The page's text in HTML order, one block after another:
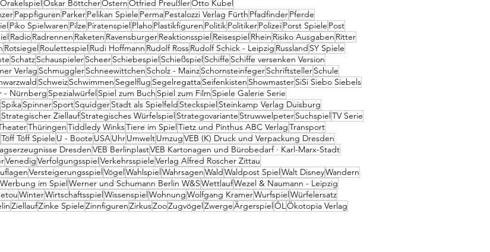
OrakelspielOskar BöttcherOsternOtfried PreußlerOtto Kubel
Pappfiguren ParkerPelikan Spiele PermaPestalozzi Verlag Fürth PfadfinderPferde
Piko Spielwaren Pilze PiratenspielPlahoPlastikfiguren PolitikPolitikerPolizeiPorst Spiele Post
RadioRadrennen Raketen RavensburgerReaktionsspielReisespielRhein Risiko Ausgaben Ritter
RotsiegelRoulettespielRudi Hoffmann Rudolf RossRudolf Schick - Leipzig Russland SY Spiele
SchatzSchauspielerScheerSchiebespielSchießspielSchiffe Schiffe versenken Version
Verlag SchmugglerSchneewittchen Scholz - MainzSchornsteinfegerSchriftstellerSchule
SchweizSchwimmen Segelflug SegelregattaSeifenkisten ShowmasterSiSi Siebo Siebels
- Nürnberg SpezialwürfelSpiel zum Buch Spiel zum Film Spiele Galerie Serie
SpikaSpinnerSportSquidgerStadt als Spielfeld SteckspielSteinkamp Verlag Duisburg
Strategischer ZiellaufStrategisches WürfelspielStrategovariante StruwwelpeterSuchspielTV Serie
ThüringenTiddledy WinksTiere im SpielTietz und Pinthus ABC VerlagTransport
Töff Töff Spiele U - Boote USAUhrUmweltUmzugVEB (K) Druck und Verpackung Dresden
DresdenVEB BerlinplastVEB Kartonagen und Bürobedarf · Karl-Marx-Stadt
VenedigVerfolgungsspielVerkehrsspieleVerlag Alfred Roscher Zittau
VersteigerungsspielVögelWahlspielWahrsagenWaldWaldpost SpielWalt DisneyWandern
Werbung im SpielWerner und Schumann Berlin W&SWettlaufWezel & Naumann - Leipzig
WinterWirtschaftsspielWissenspielWohnungWolfgang KramerWurfspielWürfelersatz
ZiellaufZinke SpieleZinnfigurenZirkusZooZugvögelZwergeÄrgerspielÖLÖkotopia Verlag